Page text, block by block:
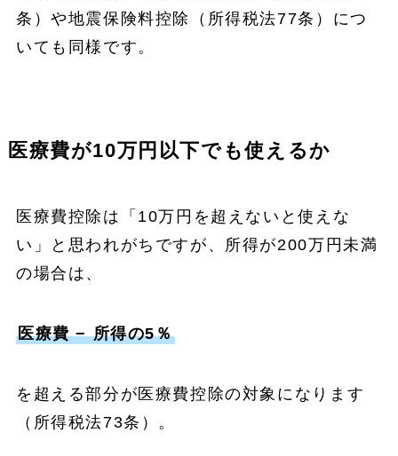
条）や地震保険料控除（所得税法77条）につ
いても同様です。
医療費が10万円以下でも使えるか
医療費控除は「10万円を超えないと使えな
い」と思われがちですが、所得が200万円未満
の場合は、
医療費 − 所得の5％
を超える部分が医療費控除の対象になります
（所得税法73条）。